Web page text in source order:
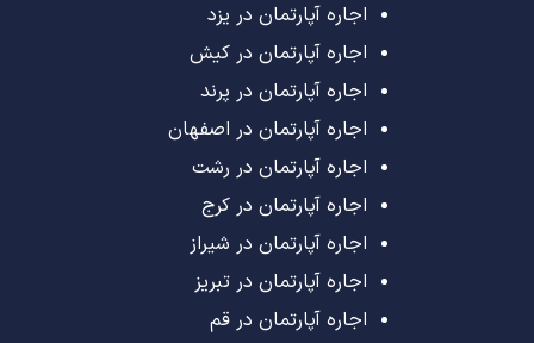
اجاره آپارتمان در یزد
اجاره آپارتمان در کیش
اجاره آپارتمان در پرند
اجاره آپارتمان در اصفهان
اجاره آپارتمان در رشت
اجاره آپارتمان در کرج
اجاره آپارتمان در شیراز
اجاره آپارتمان در تبریز
اجاره آپارتمان در قم